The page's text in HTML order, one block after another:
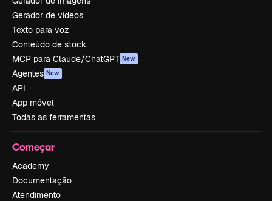
Gerador de vídeos
Texto para voz
Conteúdo de stock
MCP para Claude/ChatGPT New
Agentes New
API
App móvel
Todas as ferramentas
Começar
Academy
Documentação
Atendimento